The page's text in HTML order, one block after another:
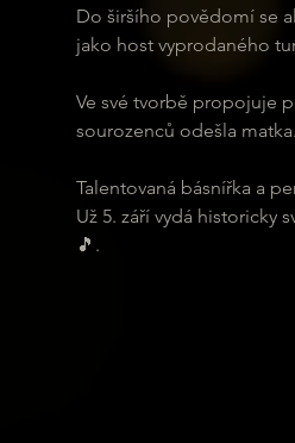
Do širšího povědomí se
jako host vyprodaného
Ve své tvorbě propojuje
sourozenců odešla
Talentovaná básnířka a
Už 5. září vydá
🎵.